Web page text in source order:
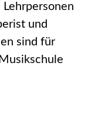
und
sind für